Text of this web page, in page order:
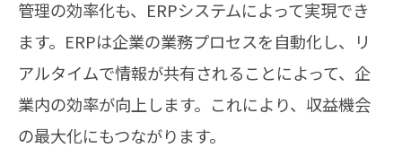
管理の効率化も、ERPシステムによって実現でき
ます。ERPは企業の業務プロセスを自動化し、リ
アルタイムで情報が共有されることによって、企
業内の効率が向上します。これにより、収益機会
の最大化にもつながります。